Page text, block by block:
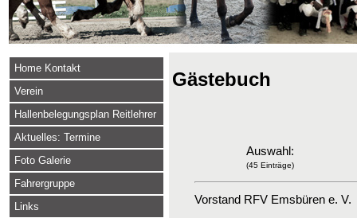
Home Kontakt
Verein
Hallenbelegungsplan Reitlehrer
Aktuelles: Termine
Foto Galerie
Fahrergruppe
Links
Gästebuch
Auswahl:
(45 Einträge)
Vorstand RFV Emsbüren e. V.